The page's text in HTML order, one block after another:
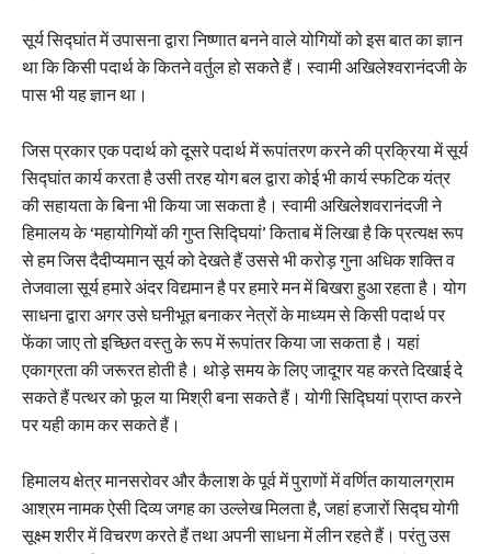
सूर्य सिद्घांत में उपासना द्वारा निष्णात बनने वाले योगियों को इस बात का ज्ञान
था कि किसी पदार्थ के कितने वर्तुल हो सकतेे हैं। स्वामी अखिलेश्वरानंदजी के
पास भी यह ज्ञान था।
जिस प्रकार एक पदार्थ को दूसरे पदार्थ में रूपांतरण करने की प्रक्रिया में सूर्य
सिद्घांत कार्य करता है उसी तरह योग बल द्वारा कोई भी कार्य स्फटिक यंत्र
की सहायता के बिना भी किया जा सकता है। स्वामी अखिलेशवरानंदजी ने
हिमालय के ‘महायोगियों की गुप्त सिद्घियां’ किताब में लिखा है कि प्रत्यक्ष रूप
से हम जिस दैदीप्यमान सूर्य को देखते हैं उससे भी करोड़ गुना अधिक शक्ति व
तेजवाला सूर्य हमारे अंदर विद्यमान है पर हमारे मन में बिखरा हुआ रहता है। योग
साधना द्वारा अगर उसे घनीभूत बनाकर नेत्रों के माध्यम से किसी पदार्थ पर
फेंका जाए तो इच्छित वस्तु के रूप में रूपांतर किया जा सकता है। यहां
एकाग्रता की जरूरत होती है। थोड़े समय के लिए जादूगर यह करते दिखाई दे
सकते हैं पत्थर को फूल या मिश्री बना सकतेे हैं। योगी सिद्घियां प्राप्त करने
पर यही काम कर सकते हैं।
हिमालय क्षेत्र मानसरोवर और कैलाश के पूर्व में पुराणों में वर्णित कायालग्राम
आश्रम नामक ऐसी दिव्य जगह का उल्लेख मिलता है, जहां हजारों सिद्घ योगी
सूक्ष्म शरीर में विचरण करते हैं तथा अपनी साधना में लीन रहते हैं। परंतु उस